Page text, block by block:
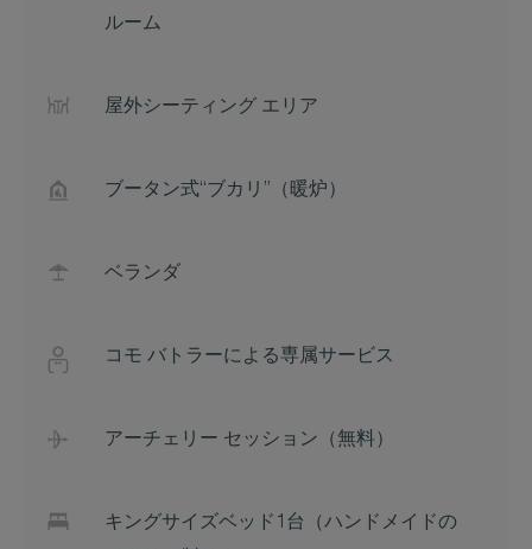
ルーム
屋外シーティング エリア
ブータン式“ブカリ”（暖炉）
ベランダ
コモ バトラーによる専属サービス
アーチェリー セッション（無料）
キングサイズベッド1台（ハンドメイドの